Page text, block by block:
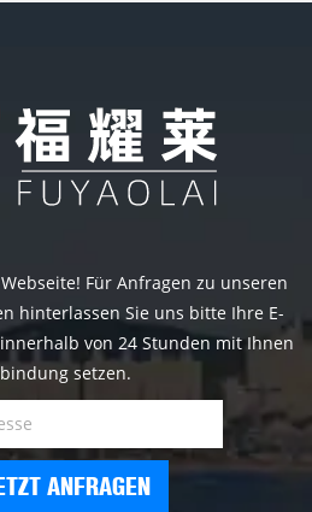
Für Anfragen zu unseren
hinterlassen Sie uns bitte Ihre E-
von 24 Stunden mit Ihnen
setzen.
ANFRAGEN